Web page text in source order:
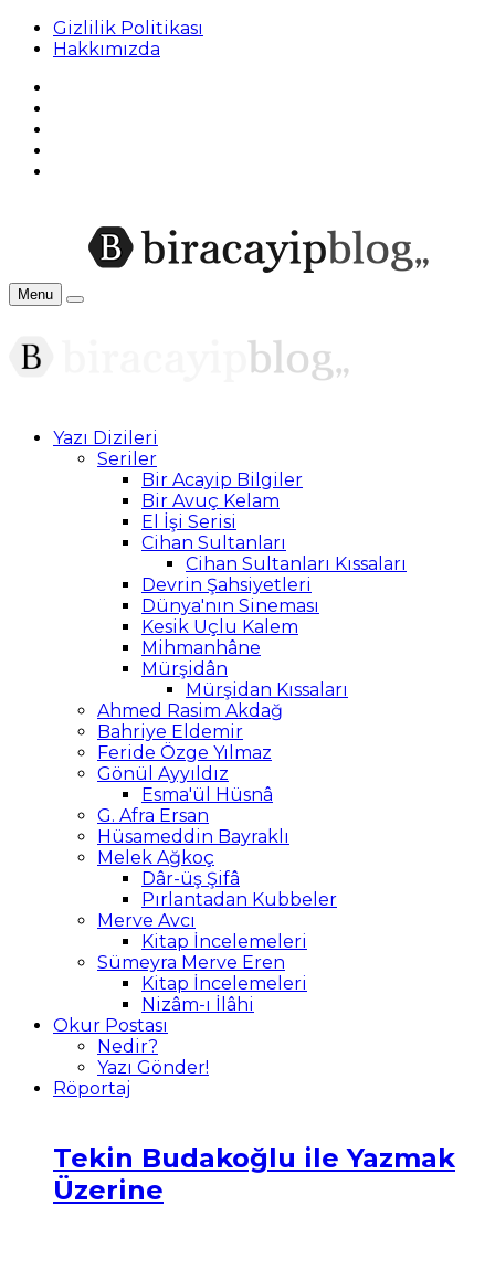
Gizlilik Politikası
Hakkımızda
Menu
Yazı Dizileri
Seriler
Bir Acayip Bilgiler
Bir Avuç Kelam
El İşi Serisi
Cihan Sultanları
Cihan Sultanları Kıssaları
Devrin Şahsiyetleri
Dünya'nın Sineması
Kesik Uçlu Kalem
Mihmanhâne
Mürşidân
Mürşidan Kıssaları
Ahmed Rasim Akdağ
Bahriye Eldemir
Feride Özge Yılmaz
Gönül Ayyıldız
Esma'ül Hüsnâ
G. Afra Ersan
Hüsameddin Bayraklı
Melek Ağkoç
Dâr-üş Şifâ
Pırlantadan Kubbeler
Merve Avcı
Kitap İncelemeleri
Sümeyra Merve Eren
Kitap İncelemeleri
Nizâm-ı İlâhi
Okur Postası
Nedir?
Yazı Gönder!
Röportaj
Tekin Budakoğlu ile Yazmak
Üzerine